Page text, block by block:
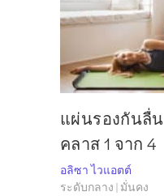
แผ่นรองกันลื่
คลาส 1 จาก 4
อลิซา ไวแอตต์
ระดับกลาง | มั่นคง